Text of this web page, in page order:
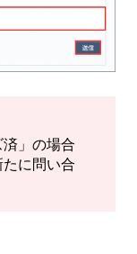
」の場合
に問い合